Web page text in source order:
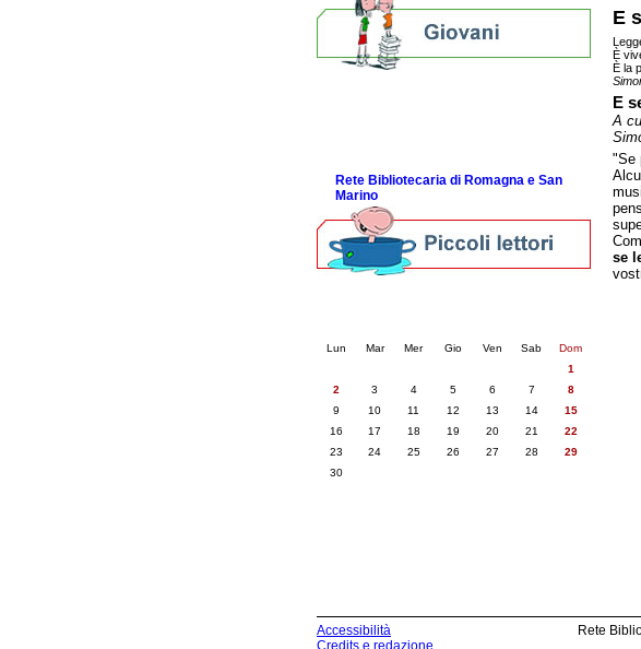
E
È
È la
E
A
"Se
se
Rete Bibliotecaria di Romagna e San
Marino
Lun Mar Mer Gio Ven Sab
Dom
1
2
3 4 5 6 7
8
9
10 11 12 13 14
15
16
17 18 19 20 21
22
23
24 25 26 27 28
29
30
Accessibilità
Credits e redazione
Rete